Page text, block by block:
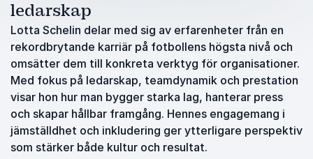
ledarskap
Lotta Schelin delar med sig av erfarenheter från en
rekordbrytande karriär på fotbollens högsta nivå och
omsätter dem till konkreta verktyg för organisationer.
Med fokus på ledarskap, teamdynamik och prestation
visar hon hur man bygger starka lag, hanterar press
och skapar hållbar framgång. Hennes engagemang i
jämställdhet och inkludering ger ytterligare perspektiv
som stärker både kultur och resultat.